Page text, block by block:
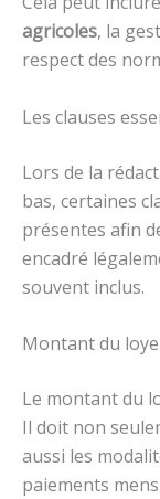
agricoles, la
respect des
Les clauses
Lors de la
bas, certaines
présentes afin
encadré
souvent inclus.
Montant du
Le montant du
Il doit non
aussi les
paiements